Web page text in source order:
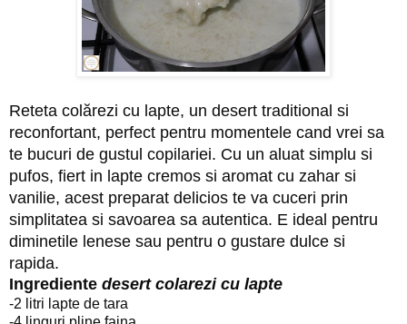
Reteta colărezi cu lapte, un desert traditional si
reconfortant, perfect pentru momentele cand vrei sa
te bucuri de gustul copilariei. Cu un aluat simplu si
pufos, fiert in lapte cremos si aromat cu zahar si
vanilie, acest preparat delicios te va cuceri prin
simplitatea si savoarea sa autentica. E ideal pentru
diminetile lenese sau pentru o gustare dulce si
rapida.
Ingrediente desert colarezi cu lapte
-2 litri lapte de tara